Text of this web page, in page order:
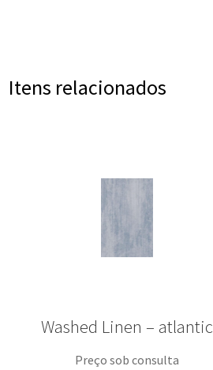
Itens relacionados
Washed Linen – atlantic
Preço sob consulta